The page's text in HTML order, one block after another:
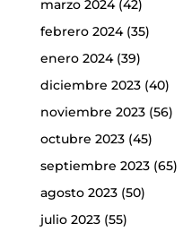
marzo 2024(42)
febrero 2024(35)
enero 2024(39)
diciembre 2023(40)
noviembre 2023(56)
octubre 2023(45)
septiembre 2023(65)
agosto 2023(50)
julio 2023(55)